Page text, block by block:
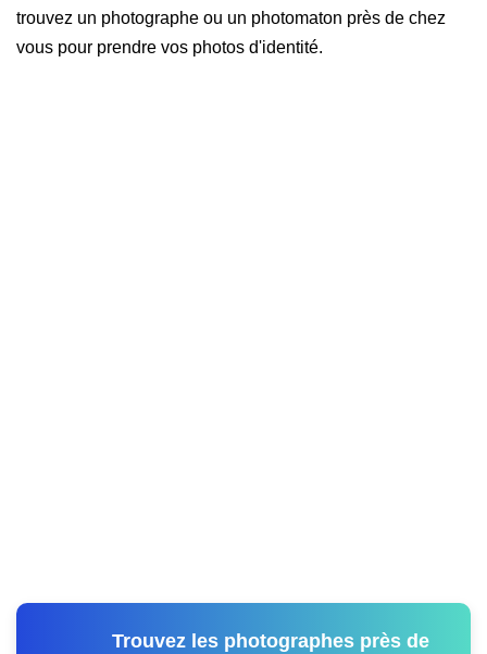
trouvez un photographe ou un photomaton près de chez
vous pour prendre vos photos d'identité.
Trouvez les photographes près de